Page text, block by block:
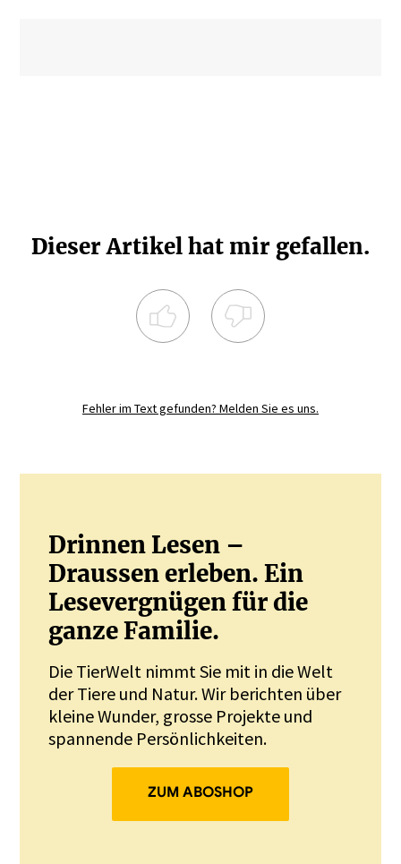
Dieser Artikel hat mir gefallen.
Fehler im Text gefunden? Melden Sie es uns.
Drinnen Lesen –
Draussen erleben. Ein
Lesevergnügen für die
ganze Familie.
Die TierWelt nimmt Sie mit in die Welt
der Tiere und Natur. Wir berichten über
kleine Wunder, grosse Projekte und
spannende Persönlichkeiten.
ZUM ABOSHOP